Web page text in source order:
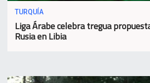
TURQUÍA
Liga Árabe celebra tregua
Rusia en Libia